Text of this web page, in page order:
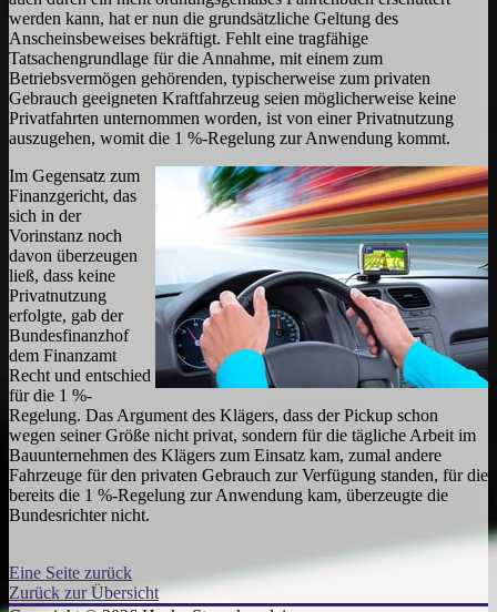
werden kann, hat er nun die grundsätzliche Geltung des
Anscheinsbeweises bekräftigt. Fehlt eine tragfähige
Tatsachengrundlage für die Annahme, mit einem zum
Betriebsvermögen gehörenden, typischerweise zum privaten
Gebrauch geeigneten Kraftfahrzeug seien möglicherweise keine
Privatfahrten unternommen worden, ist von einer Privatnutzung
auszugehen, womit die 1 %-Regelung zur Anwendung kommt.
Im Gegensatz zum
Finanzgericht, das
sich in der
Vorinstanz noch
davon überzeugen
ließ, dass keine
Privatnutzung
erfolgte, gab der
Bundesfinanzhof
dem Finanzamt
Recht und entschied
für die 1 %-
Regelung. Das Argument des Klägers, dass der Pickup schon
wegen seiner Größe nicht privat, sondern für die tägliche Arbeit im
Bauunternehmen des Klägers zum Einsatz kam, zumal andere
Fahrzeuge für den privaten Gebrauch zur Verfügung standen, für die
bereits die 1 %-Regelung zur Anwendung kam, überzeugte die
Bundesrichter nicht.
Eine Seite zurück
Zurück zur Übersicht